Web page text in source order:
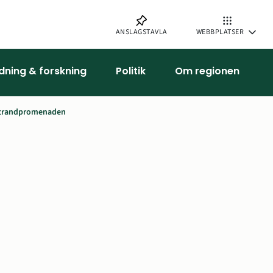
ANSLAGSTAVLA WEBBPLATSER
& forskning Politik Om regionen